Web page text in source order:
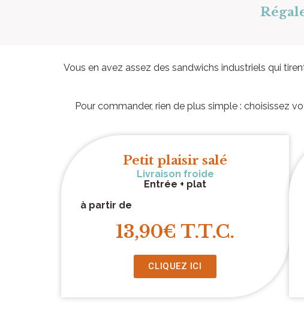
Vous en avez assez des sandwichs industriels qui
Pour commander, rien de plus simple : choisissez
Petit plaisir salé
Livraison froide
Entrée + plat
à partir de
13,90€ T.T.C.
CLIQUEZ ICI